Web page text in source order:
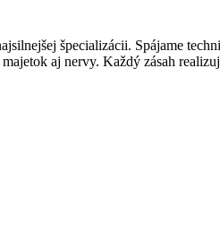
špecializácii. Spájame
aj nervy. Každý zásah